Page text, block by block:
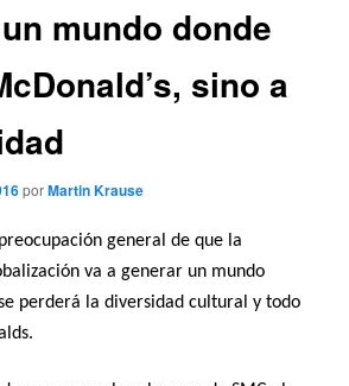
mundo donde
sino a
porMartin Krause
general de que la
va a generar un mundo
perderá la diversidad cultural y todo